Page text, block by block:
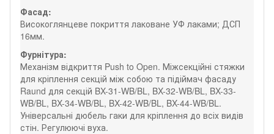
Фасад:
Високоглянцеве покриття лаковане УФ лаками; ДСП
16мм.
Фурнітура:
Механізм відкриття Push to Open. Міжсекційні стяжки
для кріплення секцій між собою та підіймач фасаду
Raund для секцій BX-31-WB/BL, BX-32-WB/BL, BX-33-
WB/BL, BX-34-WB/BL, BX-42-WB/BL, BX-44-WB/BL.
Універсальні дюбель гаки для кріплення до всіх видів
стін. Регулюючі вуха.